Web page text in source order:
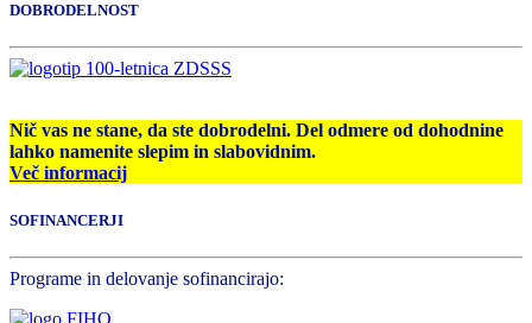
DOBRODELNOST
Nič vas ne stane, da ste dobrodelni. Del odmere od dohodnine
lahko namenite slepim in slabovidnim.
Več informacij
SOFINANCERJI
Programe in delovanje sofinancirajo: